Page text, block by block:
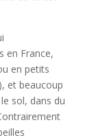
en France,
en petits
et beaucoup
sol, dans du